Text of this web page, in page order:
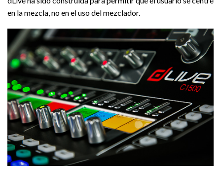
en la mezcla, no en el uso del mezclador.